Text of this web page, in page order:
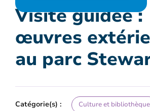
Visite guidée :
œuvres
au parc
Catégorie(s) : Culture et bibliothèque